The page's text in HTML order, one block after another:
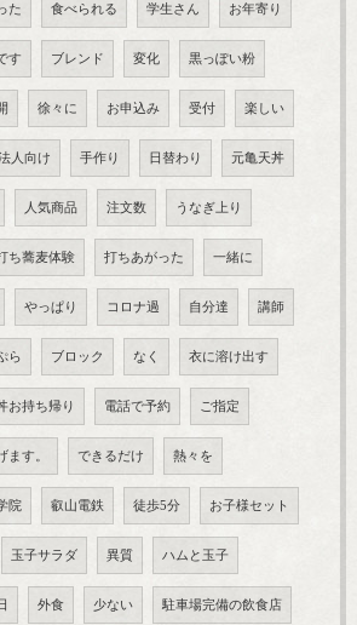
た 食べられる 学生さん お年寄り
す ブレンド 変化 黒っぽい粉
徐々に お申込み 受付 楽しい
人向け 手作り 日替わり 元亀天丼
人気商品 注文数 うなぎ上り
ち蕎麦体験 打ちあがった 一緒に
やっぱり コロナ過 自分達 講師
ら ブロック なく 衣に溶け出す
お持ち帰り 電話で予約 ご指定
ます。 できるだけ 熱々を
院 叡山電鉄 徒歩5分 お子様セット
玉子サラダ 異質 ハムと玉子
外食 少ない 駐車場完備の飲食店